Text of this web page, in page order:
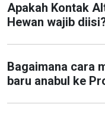
Apakah Kontak
Hewan wajib
Bagaimana cara
baru anabul ke